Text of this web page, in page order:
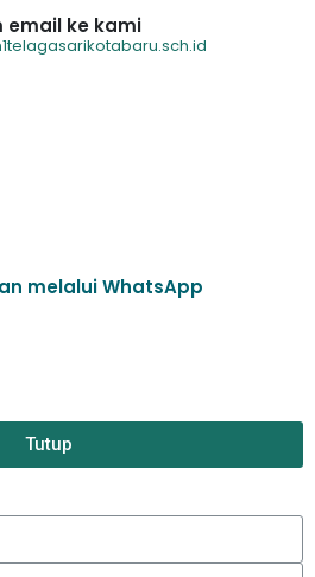
email ke kami
melalui WhatsApp
Tutup